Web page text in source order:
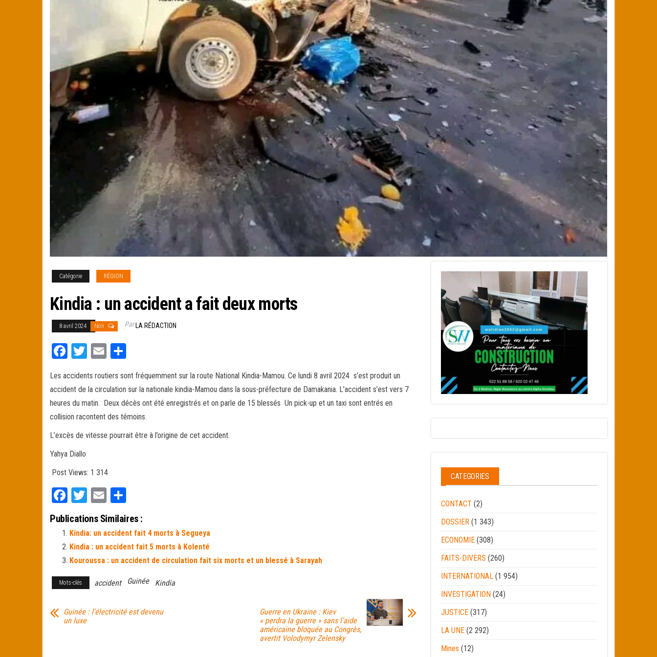
Catégorie RÉGION
Kindia : un accident a fait deux morts
8 avril 2024 Non ParLA RÉDACTION
Fa
bo
ok
T
tt
er
E
ail ag
er
Les accidents routiers sont fréquemment sur la route National Kindia-Mamou. Ce lundi 8 avril 2024 s’est produit un
accident de la circulation sur la nationale kindia-Mamou dans la sous-préfecture de Damakania. L’accident s’est vers 7
heures du matin. Deux décès ont été enregistrés et on parle de 15 blessés Un pick-up et un taxi sont entrés en
collision racontent des témoins.
L’excès de vitesse pourrait être à l’origine de cet accident.
Yahya Diallo
Post Views: 1 314
Fa
ce
bo
ok
T
tt
er
E
m
ail ag
er
Publications Similaires :
Kindia: un accident fait 4 morts à Segueya
Kindia : un accident fait 5 morts à Kolenté
Kouroussa : un accident de circulation fait six morts et un blessé à Sarayah
Mots-clés accident Guinée Kindia
Guinée : l’électricité est devenu
un luxe
Guerre en Ukraine : Kiev
« perdra la guerre » sans l’aide
américaine bloquée au Congrès,
avertit Volodymyr Zelensky
CATEGORIES
CONTACT (2)
DOSSIER (1 343)
ECONOMIE (308)
FAITS-DIVERS (260)
INTERNATIONAL (1 954)
INVESTIGATION (24)
JUSTICE (317)
LA UNE (2 292)
Mines (12)